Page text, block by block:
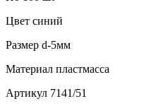
Цвет синий
Размер d-5мм
Материал пластмасса
Артикул 7141/51